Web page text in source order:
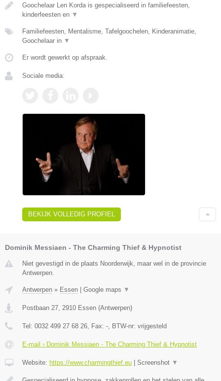
Goochelaar Len Korda is gespecialiseerd in familiefeesten,
kinderfeesten en ▼
Familiefeesten, Mentalisme, Tafelgoochelen, Kinderanimatie,
Goochelaar in ▼
Er wordt gewerkt op afspraak.
Sociale media:
BEKIJK VOLLEDIG PROFIEL
Dominik Messiaen - The Charming Thief & Hypnotist
Niet gevestigd in de plaats Noorderwijk, maar wel in de provincie
Antwerpen.
Antwerpen » Essen | Google maps ▼
Postbaan 27 2910 Essen (Antwerpen)
Tel: 0032 499 27 68 26 , Fax: - , BTW-nr: vrijgesteld
E-mail › Dominik Messiaen - The Charming Thief & Hypnotist
Website: https://www.charmingthief.eu | Screenshot ▼